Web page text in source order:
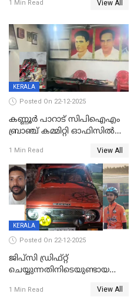
1 Min Read View All
KERALA
Posted On 22-12-2025
കണ്ണൂർ പാറാട് സിപിഐഎം
ബ്രാഞ്ച് കമ്മിറ്റി ഓഫിസിൽ
ചിത്രങ്ങളടക്കം കത്തിയ
നിലയിൽ
1 Min Read View All
KERALA
Posted On 22-12-2025
ജിപ്സി ഡ്രിഫ്റ്റ്
ചെയ്യുന്നതിനിടെയുണ്ടായ
ദാരുണാന്ത്യം; ജീപ്സി
1 Min Read View All